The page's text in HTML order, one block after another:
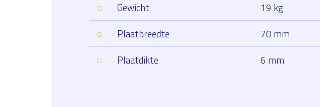
Gewicht
19 kg
Plaatbreedte
70 mm
Plaatdikte
6 mm